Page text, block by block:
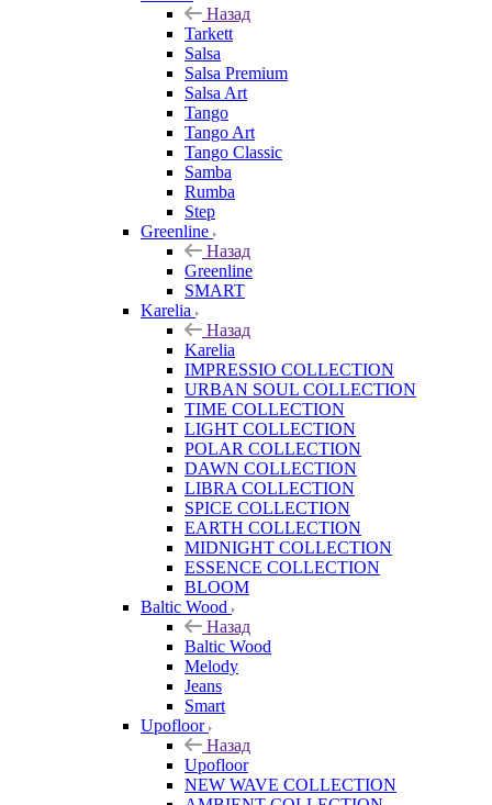
Назад
Tarkett
Salsa
Salsa Premium
Salsa Art
Tango
Tango Art
Tango Classic
Samba
Rumba
Step
Greenline
Назад
Greenline
SMART
Karelia
Назад
Karelia
IMPRESSIO COLLECTION
URBAN SOUL COLLECTION
TIME COLLECTION
LIGHT COLLECTION
POLAR COLLECTION
DAWN COLLECTION
LIBRA COLLECTION
SPICE COLLECTION
EARTH COLLECTION
MIDNIGHT COLLECTION
ESSENCE COLLECTION
BLOOM
Baltic Wood
Назад
Baltic Wood
Melody
Jeans
Smart
Upofloor
Назад
Upofloor
NEW WAVE COLLECTION